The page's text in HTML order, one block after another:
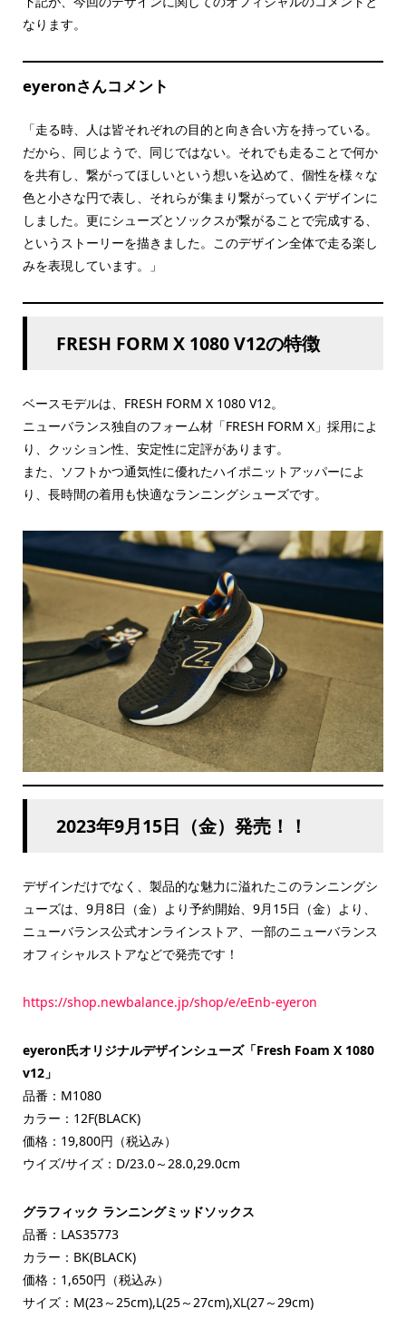
なります。
eyeronさんコメント
「走る時、人は皆それぞれの目的と向き合い方を持っている。
だから、同じようで、同じではない。それでも走ることで何か
を共有し、繋がってほしいという想いを込めて、個性を様々な
色と小さな円で表し、それらが集まり繋がっていくデザインに
しました。更にシューズとソックスが繋がることで完成する、
というストーリーを描きました。このデザイン全体で走る楽し
みを表現しています。」
FRESH FORM X 1080 V12の特徴
ベースモデルは、FRESH FORM X 1080 V12。
ニューバランス独自のフォーム材「FRESH FORM X」採用によ
り、クッション性、安定性に定評があります。
また、ソフトかつ通気性に優れたハイポニットアッパーによ
り、長時間の着用も快適なランニングシューズです。
2023年9月15日（金）発売！！
デザインだけでなく、製品的な魅力に溢れたこのランニングシ
ューズは、9月8日（金）より予約開始、9月15日（金）より、
ニューバランス公式オンラインストア、一部のニューバランス
オフィシャルストアなどで発売です！
https://shop.newbalance.jp/shop/e/eEnb-eyeron
eyeron氏オリジナルデザインシューズ「Fresh Foam X 1080
v12」
品番：M1080
カラー：12F(BLACK)
価格：19,800円（税込み）
ウイズ/サイズ：D/23.0～28.0,29.0cm
グラフィック ランニングミッドソックス
品番：LAS35773
カラー：BK(BLACK)
価格：1,650円（税込み）
サイズ：M(23～25cm),L(25～27cm),XL(27～29cm)